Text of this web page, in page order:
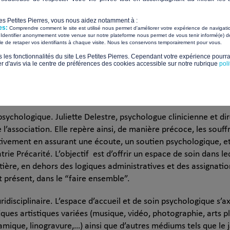
de rencontres et d’échanges pour les jeunes en
l’isolement social, la fatigue physique et psychologique.
un repère stable dans le temps et l’espace, pour les
un cadre permettant d’accueillir leurs souffrances, et leur
forcée.
Juliette Delestre, psychologue clinicienne et
Elle repère ainsi, de manière précoce, les
en assurant une écoute, un soutien psychologique,
Précarité. L’objectif est d’offrir un espace de soin dans
en dehors des logiques administratives et des
dans le “faire ensemble”.
L’espace d’accueil et de soin psychologique
artistiques variées (musique, vidéo, photographie, arts
linogravure,…) ainsi que d’autres médiums tels que le
Petites Pierres, vous nous aidez notamment à :
Comprendre comment le site est utilisé nous permet d'améliorer votre expérience de
Identifier anonymement votre venue sur notre plateforme nous permet de vous tenir informé(e)
de retaper vos identifiants à chaque visite. Nous les conservons temporairement pour vous.
les fonctionnalités du site Les Petites Pierres. Cependant votre expérience
d'avis via le centre de préférences des cookies accessible sur notre rubrique